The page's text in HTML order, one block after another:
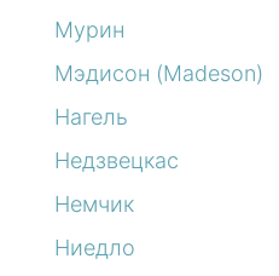
Мурин
Мэдисон (Madeson)
Нагель
Недзвецкас
Немчик
Ниедло